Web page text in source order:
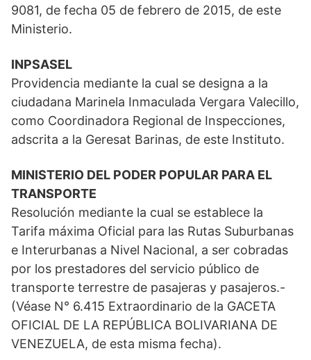
9081, de fecha 05 de febrero de 2015, de este
Ministerio.
INPSASEL
Providencia mediante la cual se designa a la
ciudadana Marinela Inmaculada Vergara Valecillo,
como Coordinadora Regional de Inspecciones,
adscrita a la Geresat Barinas, de este Instituto.
MINISTERIO DEL PODER POPULAR PARA EL
TRANSPORTE
Resolución mediante la cual se establece la
Tarifa máxima Oficial para las Rutas Suburbanas
e Interurbanas a Nivel Nacional, a ser cobradas
por los prestadores del servicio público de
transporte terrestre de pasajeras y pasajeros.-
(Véase N° 6.415 Extraordinario de la GACETA
OFICIAL DE LA REPÚBLICA BOLIVARIANA DE
VENEZUELA, de esta misma fecha).